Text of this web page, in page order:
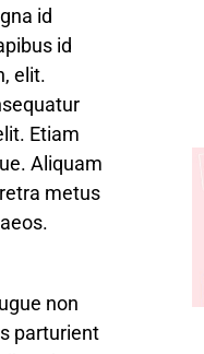
id
id
elit.
Etiam
Aliquam
metus
non
parturient